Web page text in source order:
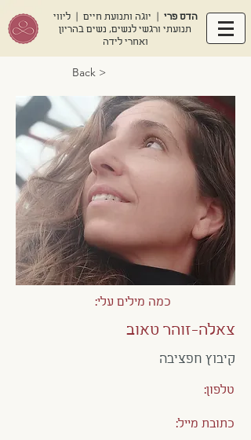
הדס פרי | יוגה ותנועת חיים | ליווי
תנועתי ורגשי לנשים, נשים בהריון
ואחרי לידה
< Back
כמה מילים עלי:
צאלה-זוהר טאוב
קיבוץ חפציבה
טלפון:
כתובת מייל: